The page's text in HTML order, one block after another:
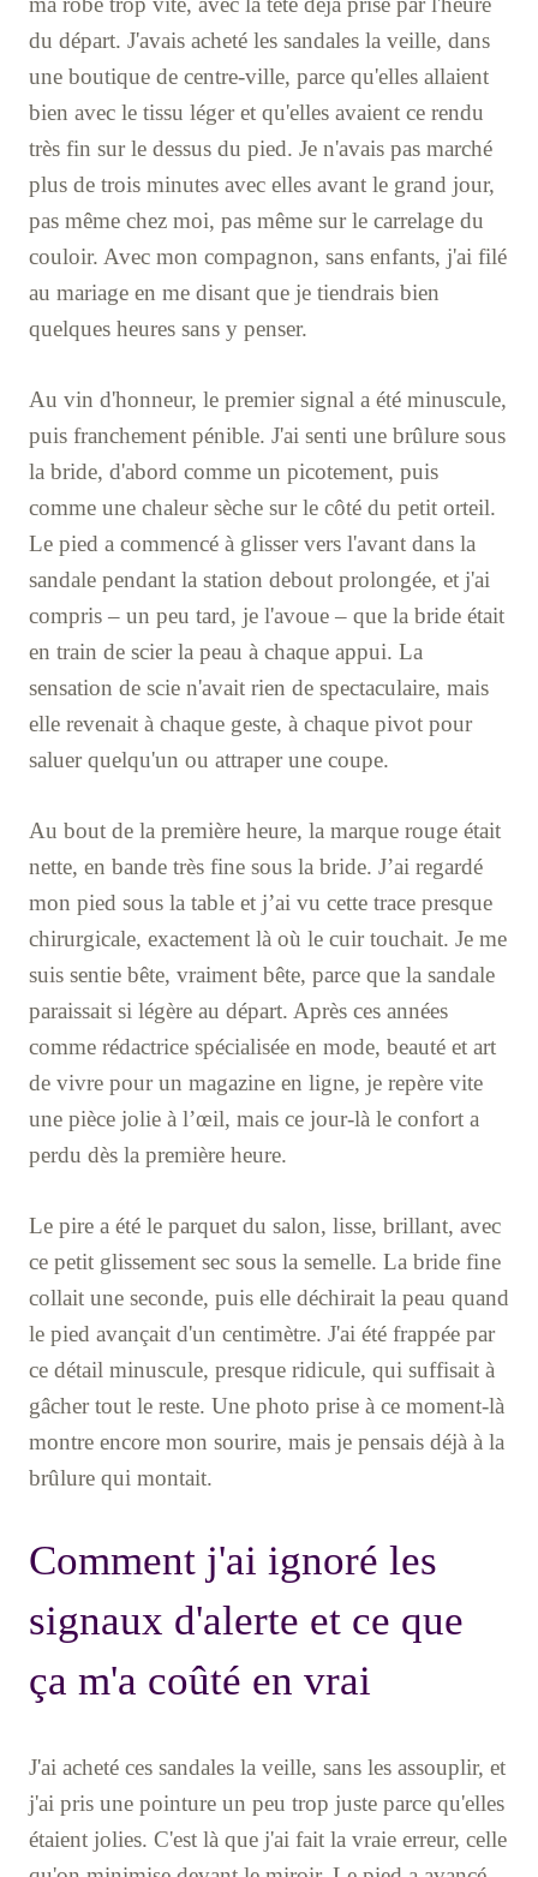
du départ. J'avais acheté les sandales la veille, dans
une boutique de centre-ville, parce qu'elles allaient
bien avec le tissu léger et qu'elles avaient ce rendu
très fin sur le dessus du pied. Je n'avais pas marché
plus de trois minutes avec elles avant le grand jour,
pas même chez moi, pas même sur le carrelage du
couloir. Avec mon compagnon, sans enfants, j'ai filé
au mariage en me disant que je tiendrais bien
quelques heures sans y penser.
Au vin d'honneur, le premier signal a été minuscule,
puis franchement pénible. J'ai senti une brûlure sous
la bride, d'abord comme un picotement, puis
comme une chaleur sèche sur le côté du petit orteil.
Le pied a commencé à glisser vers l'avant dans la
sandale pendant la station debout prolongée, et j'ai
compris – un peu tard, je l'avoue – que la bride était
en train de scier la peau à chaque appui. La
sensation de scie n'avait rien de spectaculaire, mais
elle revenait à chaque geste, à chaque pivot pour
saluer quelqu'un ou attraper une coupe.
Au bout de la première heure, la marque rouge était
nette, en bande très fine sous la bride. J’ai regardé
mon pied sous la table et j’ai vu cette trace presque
chirurgicale, exactement là où le cuir touchait. Je me
suis sentie bête, vraiment bête, parce que la sandale
paraissait si légère au départ. Après ces années
comme rédactrice spécialisée en mode, beauté et art
de vivre pour un magazine en ligne, je repère vite
une pièce jolie à l’œil, mais ce jour-là le confort a
perdu dès la première heure.
Le pire a été le parquet du salon, lisse, brillant, avec
ce petit glissement sec sous la semelle. La bride fine
collait une seconde, puis elle déchirait la peau quand
le pied avançait d'un centimètre. J'ai été frappée par
ce détail minuscule, presque ridicule, qui suffisait à
gâcher tout le reste. Une photo prise à ce moment-là
montre encore mon sourire, mais je pensais déjà à la
brûlure qui montait.
Comment j'ai ignoré les
signaux d'alerte et ce que
ça m'a coûté en vrai
J'ai acheté ces sandales la veille, sans les assouplir, et
j'ai pris une pointure un peu trop juste parce qu'elles
étaient jolies. C'est là que j'ai fait la vraie erreur, celle